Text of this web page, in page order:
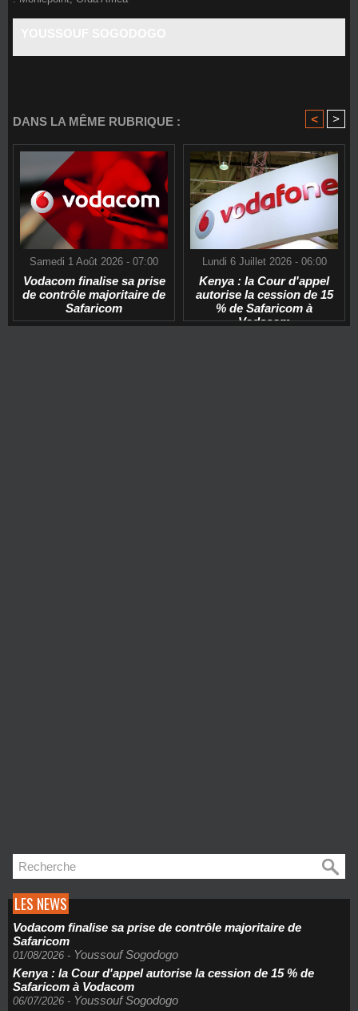
DANS LA MÊME RUBRIQUE : < >
Samedi 1 Août 2026 - 07:00
Vodacom finalise sa prise
de contrôle majoritaire de
Safaricom
Lundi 6 Juillet 2026 - 06:00
Kenya : la Cour d'appel
autorise la cession de 15
% de Safaricom à
Vodacom
LES NEWS
Vodacom finalise sa prise de contrôle majoritaire de
Safaricom
01/08/2026 - Youssouf Sogodogo
Kenya : la Cour d'appel autorise la cession de 15 % de
Safaricom à Vodacom
06/07/2026 - Youssouf Sogodogo